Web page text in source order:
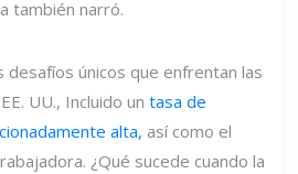
también narró.
desafíos únicos que enfrentan las
UU., Incluido un tasa de
alta, así como el
¿Qué sucede cuando la